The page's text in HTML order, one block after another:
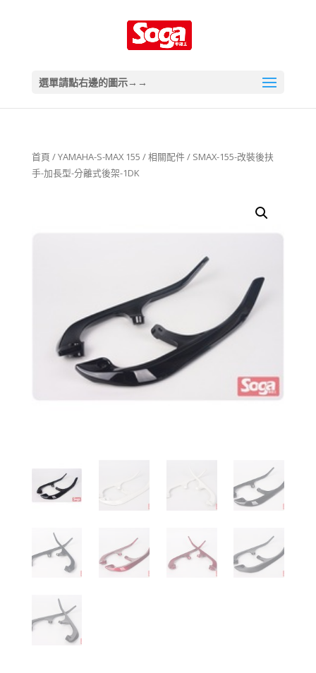
選單請點右邊的圖示→→
首頁 /YAMAHA-S-MAX 155 /相關配件/ SMAX-155-改裝後扶
手-加長型-分離式後架-1DK